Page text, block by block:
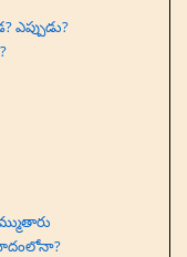
ఎప్పుడు?